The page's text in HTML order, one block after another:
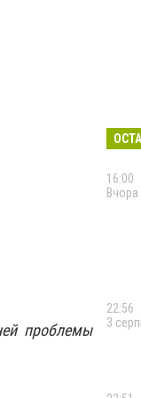
проблемы
16:00
Вчора
22:56
3